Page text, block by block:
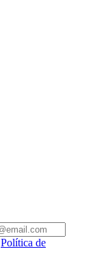
Política de